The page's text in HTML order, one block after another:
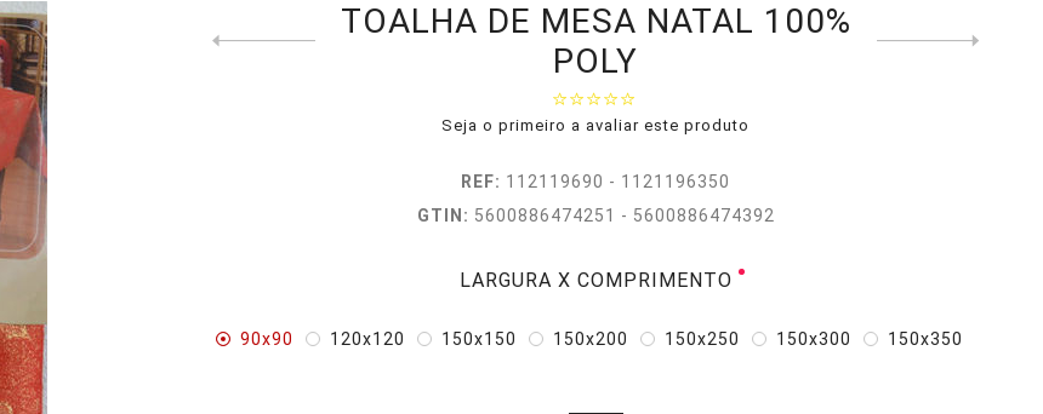
Cozinha
Sala e
Quarto
Banho
Ver todas
Sala /
Casa de
Banho
Natal
Edredon
Ver todas
TOALHA DE MESA NATAL 100%
POLY
Seja o primeiro a avaliar este produto
REF: 112119690 - 1121196350
GTIN: 5600886474251 - 5600886474392
LARGURA X COMPRIMENTO
90x90 120x120 150x150 150x200 150x250 150x300 150x350